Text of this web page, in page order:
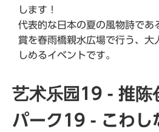
します！
代表的な日本の夏の風物詩であ
賞を春雨橋親水広場で行う、大
しめるイベントです。
艺术乐园19 - 推
パーク19 - こわし